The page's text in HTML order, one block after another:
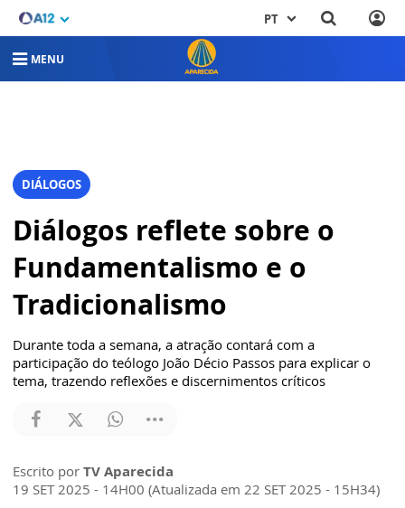
PT
MENU
DIÁLOGOS
Diálogos reflete sobre o
Fundamentalismo e o
Tradicionalismo
Durante toda a semana, a atração contará com a
participação do teólogo João Décio Passos para explicar o
tema, trazendo reflexões e discernimentos críticos
Escrito por TV Aparecida
19 SET 2025 - 14H00 (Atualizada em 22 SET 2025 - 15H34)